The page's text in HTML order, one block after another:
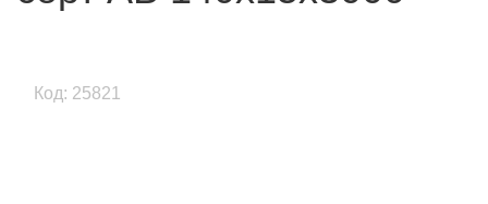
Код: 25821